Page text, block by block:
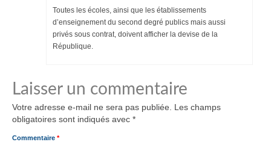
Toutes les écoles, ainsi que les établissements
d’enseignement du second degré publics mais aussi
privés sous contrat, doivent afficher la devise de la
République.
Laisser un commentaire
Votre adresse e-mail ne sera pas publiée.
Les champs
obligatoires sont indiqués avec *
Commentaire *